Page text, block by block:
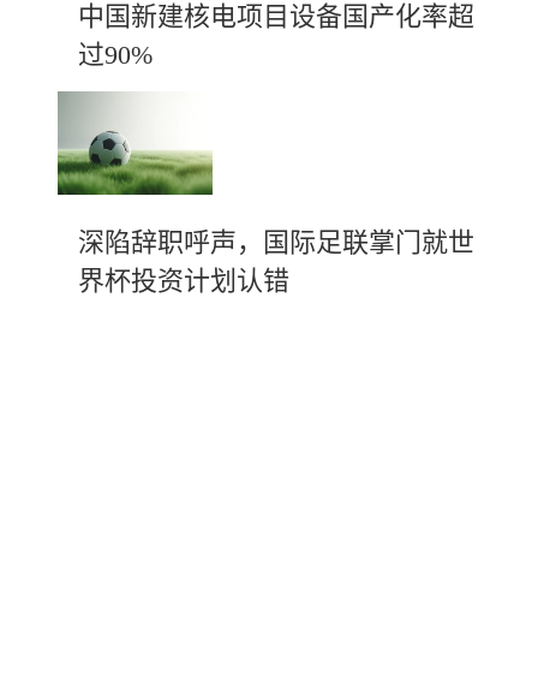
中国新建核电项目设备国产化率超
过90%
深陷辞职呼声，国际足联掌门就世
界杯投资计划认错